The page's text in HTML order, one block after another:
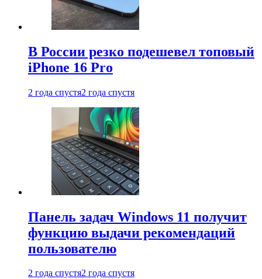
В России резко подешевел топовый
iPhone 16 Pro
2 года спустя2 года спустя
Панель задач Windows 11 получит
функцию выдачи рекомендаций
пользователю
2 года спустя2 года спустя